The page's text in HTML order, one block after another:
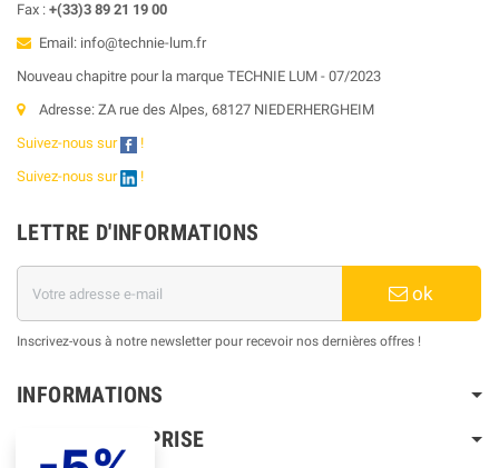
Fax : +(33)3 89 21 19 00
Email: info@technie-lum.fr
Nouveau chapitre pour la marque TECHNIE LUM - 07/2023
Adresse: ZA rue des Alpes, 68127 NIEDERHERGHEIM
Suivez-nous sur
!
Suivez-nous sur
!
LETTRE D'INFORMATIONS
ok
Inscrivez-vous à notre newsletter pour recevoir nos dernières offres !
INFORMATIONS
NOTRE ENTREPRISE